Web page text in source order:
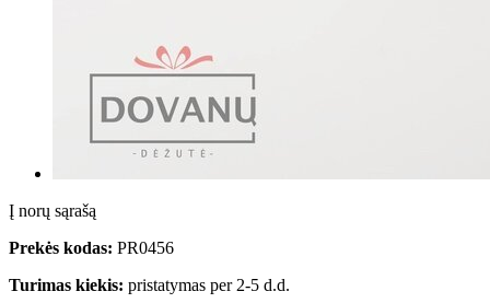
Į norų sąrašą
Prekės kodas: PR0456
Turimas kiekis: pristatymas per 2-5 d.d.